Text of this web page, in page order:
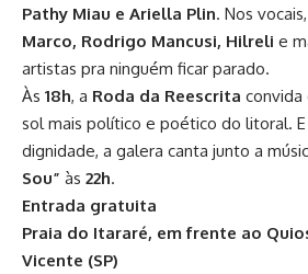
Pathy Miau e Ariella Plin. Nos
Marco, Rodrigo Mancusi, Hilreli e
artistas pra ninguém ficar parado.
Às 18h, a Roda da Reescrita
sol mais político e poético do litoral.
dignidade, a galera canta junto a
Sou” às 22h.
Entrada gratuita
Praia do Itararé, em frente ao
Vicente (SP)